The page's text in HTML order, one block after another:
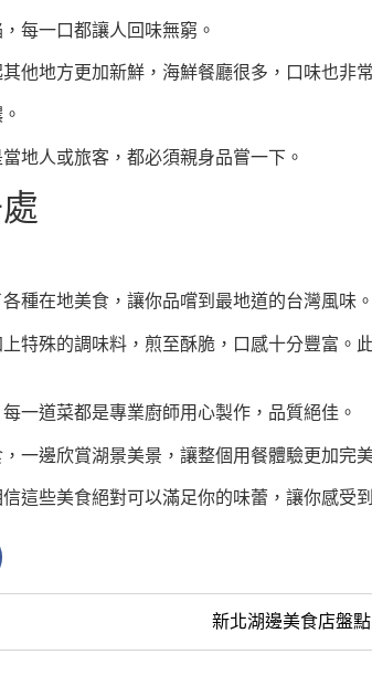
每一口都讓人回味無窮。
他地方更加新鮮，海鮮餐廳很多，口味也非
地人或旅客，都必須親身品嘗一下。
種在地美食，讓你品嚐到最地道的台灣風味。
特殊的調味料，煎至酥脆，口感十分豐富。
一道菜都是專業廚師用心製作，品質絕佳。
一邊欣賞湖景美景，讓整個用餐體驗更加完美
這些美食絕對可以滿足你的味蕾，讓你感受
新北湖邊美食店盤